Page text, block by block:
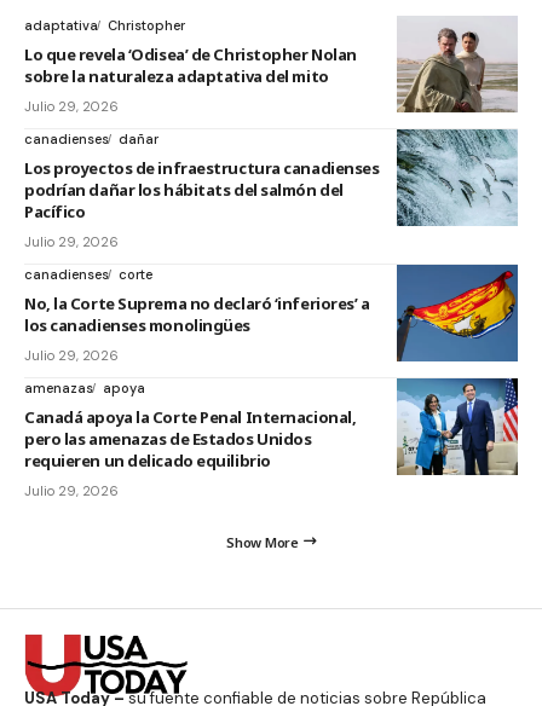
adaptativa Christopher
Lo que revela ‘Odisea’ de Christopher Nolan
sobre la naturaleza adaptativa del mito
Julio 29, 2026
canadienses
dañar
Los proyectos de infraestructura canadienses
podrían dañar los hábitats del salmón del
Pacífico
Julio 29, 2026
canadienses
corte
No, la Corte Suprema no declaró ‘inferiores’ a
los canadienses monolingües
Julio 29, 2026
amenazas
apoya
Canadá apoya la Corte Penal Internacional,
pero las amenazas de Estados Unidos
requieren un delicado equilibrio
Julio 29, 2026
Show More
USA Today –su fuente confiable de noticias sobre República